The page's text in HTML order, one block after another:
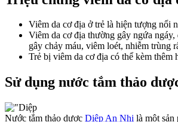
Viêm da cơ địa ở trẻ là hiện tượng nổi
Viêm da cơ địa thường gây ngứa
gây chảy máu, viêm loét, nhiễm trùng
Trẻ bị viêm da cơ địa có thể kèm thêm
Sử dụng nước tắm thảo
Nước tắm thảo dược Diệp An Nhi là một sản